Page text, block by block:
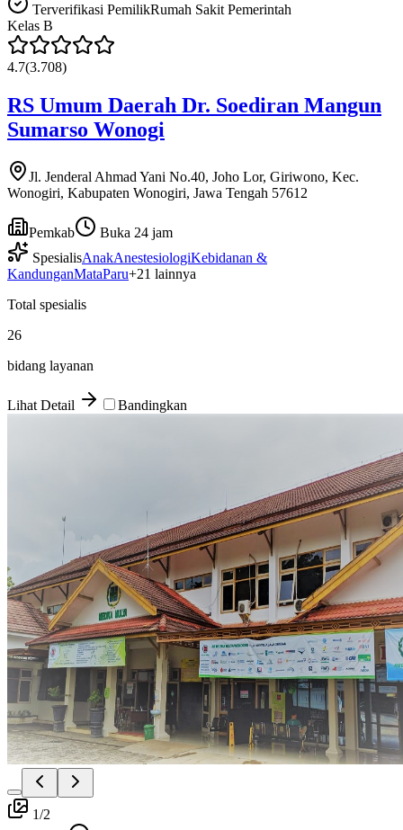
Terverifikasi PemilikRumah Sakit Pemerintah
Kelas B
4.7(3.708)
RS Umum Daerah Dr. Soediran Mangun
Sumarso Wonogi
Jl. Jenderal Ahmad Yani No.40, Joho Lor, Giriwono, Kec.
Wonogiri, Kabupaten Wonogiri, Jawa Tengah 57612
Pemkab
Buka 24 jam
SpesialisAnakAnestesiologiKebidanan &
KandunganMataParu+21 lainnya
Total spesialis
26
bidang layanan
Lihat Detail Bandingkan
1/2